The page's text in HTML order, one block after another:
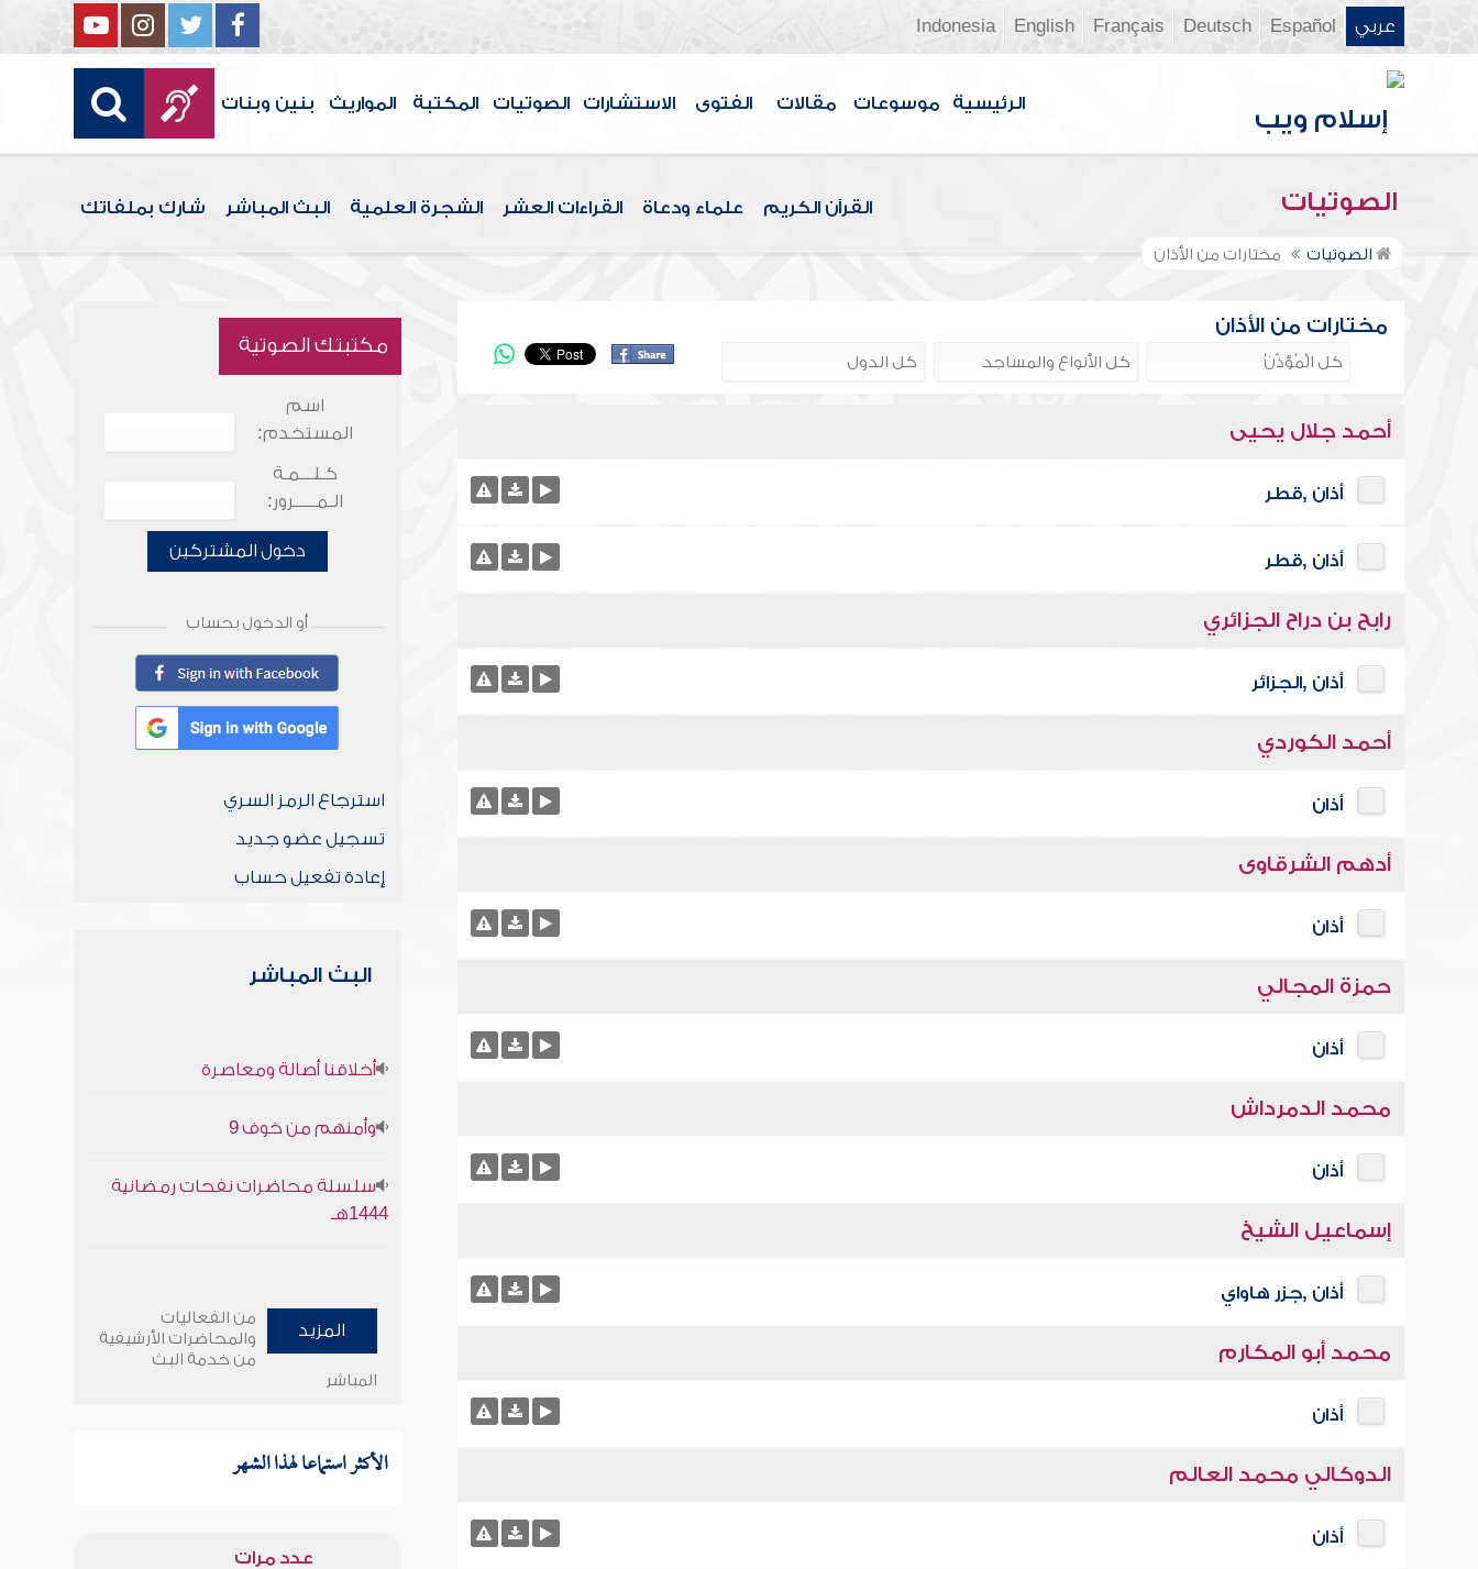
عربي Español
Deutsch
Français
English
Indonesia
الرئيسية موسوعات مقالات الفتوى الاستشارات الصوتيات المكتبة المواريث بنين وبنات
الصوتيات القرآن الكريم علماء ودعاة القراءات العشر الشجرة العلمية البث المباشر شارك بملفاتك
الصوتيات مختارات من الأذان
مختارات من الأذان
أحمد جلال يحيى
أذان ,قطر
أذان ,قطر
رابح بن دراح الجزائري
أذان ,الجزائر
أحمد الكوردي
أذان
أدهم الشرقاوى
أذان
حمزة المجالي
أذان
محمد الدمرداش
أذان
إسماعيل الشيخ
أذان ,جزر هاواي
محمد أبو المكارم
أذان
الدوكالي محمد العالم
أذان
مكتبتك الصوتية
اسم
المستخدم:
كـلـــمـة
الـمـــــرور:
دخول المشتركين
أو الدخول بحساب
استرجاع الرمز السري
تسجيل عضو جديد
إعادة تفعيل حساب
البث المباشر
أخلاقنا أصالة ومعاصرة
وأمنهم من خوف 9
سلسلة محاضرات نفحات رمضانية
1444هـ
المزيد
من الفعاليات
والمحاضرات الأرشيفية
من خدمة البث
المباشر
الأكثر استماعا لهذا الشهر
عدد مرات